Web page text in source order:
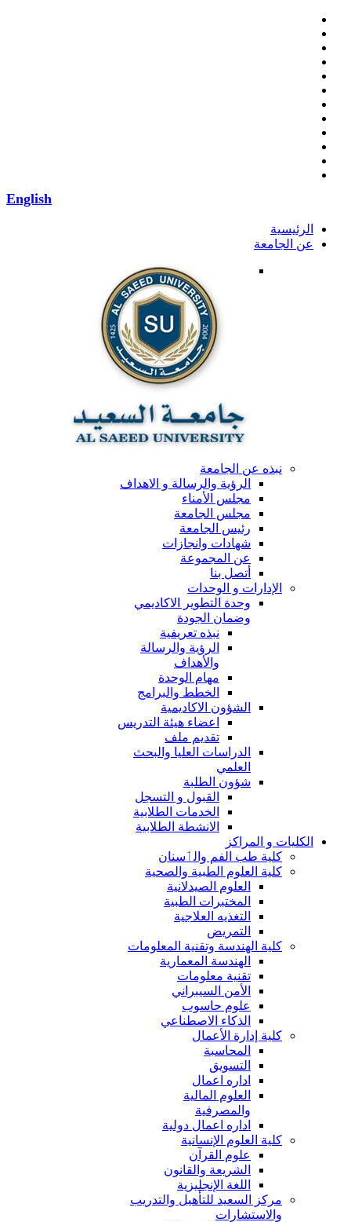
English
الرئيسية
عن الجامعة
نبذه عن الجامعة
الرؤية والرسالة و الاهداف
مجلس الأمناء
مجلس الجامعة
رئيس الجامعة
شهادات وانجازات
عن المجموعة
أتصل بنا
الإدارات و الوحدات
وحدة التطوير الاكاديمي
وضمان الجودة
نبذه تعريفية
الرؤية والرسالة
والأهداف
مهام الوحدة
الخطط والبرامج
الشؤون الاكاديمية
اعضاء هيئة التدريس
تقديم ملف
الدراسات العليا والبحث
العلمي
شؤون الطلبة
القبول و التسجل
الخدمات الطلابية
الانشطة الطلابية
الكليات و المراكز
كلية طب الفم والٲسنان
كلية العلوم الطبية والصحية
العلوم الصيدلانية
المختبرات الطبية
التغذيه العلاجية
التمريض
كلية الهندسة وتقنية المعلومات
الهندسة المعمارية
تقنية معلومات
الأمن السيبراني
علوم حاسوب
الذكاء الاصطناعي
كلية إدارة الأعمال
المحاسبة
التسويق
اداره اعمال
العلوم المالية
والمصرفية
اداره اعمال دولية
كلية العلوم الإنسانية
علوم القرآن
الشريعة والقانون
اللغة الإنجليزية
مركز السعيد للتأهيل والتدريب
والاستشارات